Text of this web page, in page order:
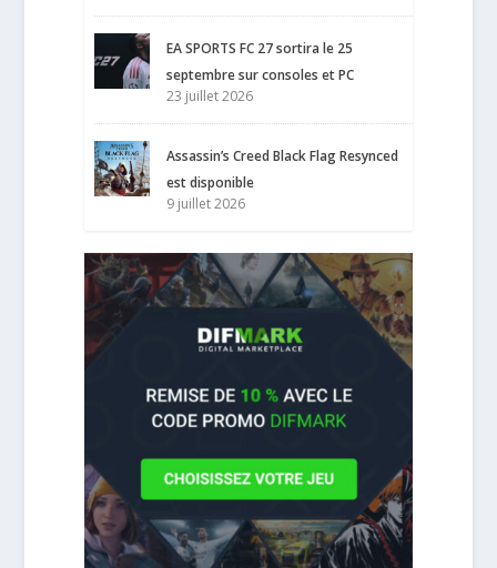
EA SPORTS FC 27 sortira le 25
septembre sur consoles et PC
23 juillet 2026
Assassin’s Creed Black Flag Resynced
est disponible
9 juillet 2026